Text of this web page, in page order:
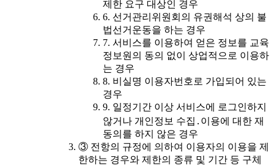
제한 요구 대상인 경우
6. 선거관리위원회의 유권해석 상의 불
법선거운동을 하는 경우
7. 서비스를 이용하여 얻은 정보를 교육
정보원의 동의 없이 상업적으로 이용하
는 경우
8. 비실명 이용자번호로 가입되어 있는
경우
9. 일정기간 이상 서비스에 로그인하지
않거나 개인정보 수집․이용에 대한 재
동의를 하지 않은 경우
③ 전항의 규정에 의하여 이용자의 이용을 제
한하는 경우와 제한의 종류 및 기간 등 구체